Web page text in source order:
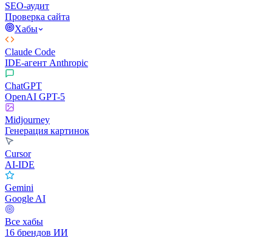
SEO-аудит
Проверка сайта
Хабы
Claude Code
IDE-агент Anthropic
ChatGPT
OpenAI GPT-5
Midjourney
Генерация картинок
Cursor
AI-IDE
Gemini
Google AI
Все хабы
16 брендов ИИ